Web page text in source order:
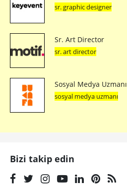
sr. graphic designer
Sr. Art Director
sr. art director
Sosyal Medya Uzmanı
sosyal medya uzmanı
Bizi takip edin